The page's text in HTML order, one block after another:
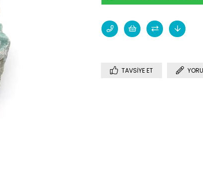
TAVSIYE ET